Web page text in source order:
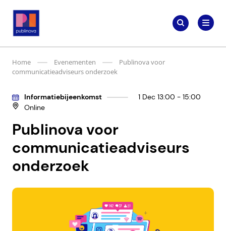
naar
Publinova.nl
Zoeken
naar:
Zoeken
Home Evenementen
Publinova voor
communicatieadviseurs onderzoek
Publinova voor
communicatieadviseurs
onderzoek
Informatiebijeenkomst
1 Dec 13:00 - 15:00
Online